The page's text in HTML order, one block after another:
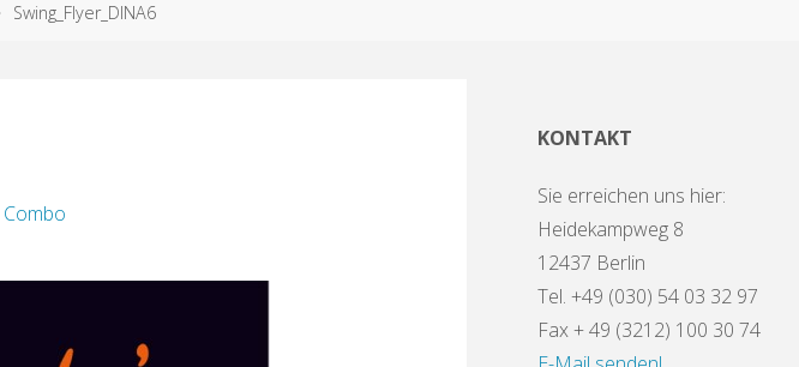
Swing_Flyer_DINA6
Combo
KONTAKT
Sie erreichen uns hier:
Heidekampweg 8
12437 Berlin
Tel. +49 (030) 54 03 32 97
Fax + 49 (3212) 100 30 74